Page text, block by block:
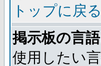
トップに戻る
掲示板の言
使用したい